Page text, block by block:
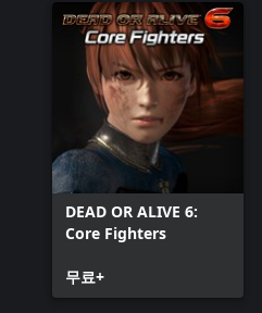
DEAD OR ALIVE 6:
Core Fighters
무료+